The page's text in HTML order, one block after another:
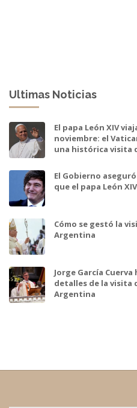
Ultimas Noticias
El papa León XIV
noviembre: el
una histórica visita
El Gobierno
que el papa León
Cómo se gestó la
Argentina
Jorge García
detalles de la visita
Argentina